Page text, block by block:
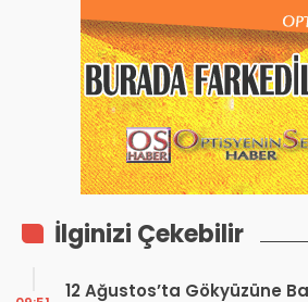
İlginizi Çekebilir
12 Ağustos’ta Gökyüzüne